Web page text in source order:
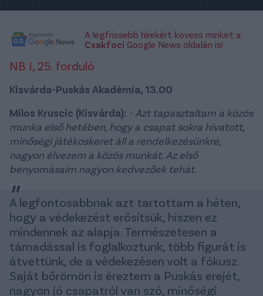
A legfrissebb hírekért kövess minket a
Csakfoci Google News oldalán is!
NB I, 25. forduló
Kisvárda-Puskás Akadémia, 13.00
Milos Kruscic (Kisvárda): - Azt tapasztaltam a közös
munka első hetében, hogy a csapat sokra hivatott,
minőségi játékoskeret áll a rendelkezésünkre,
nagyon élvezem a közös munkát. Az első
benyomásaim nagyon kedvezőek tehát.
A legfontosabbnak azt tartottam a héten,
hogy a védekezést erősítsük, hiszen ez
mindennek az alapja. Természetesen a
támadással is foglalkoztunk, több figurát is
átvettünk, de a védekezésen volt a fókusz.
Saját bőrömön is éreztem a Puskás erejét,
nagyon jó csapatról van szó, minőségi